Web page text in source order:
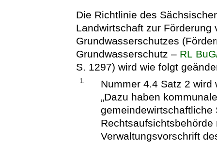
Die Richtlinie des
Landwirtschaft zur
Grundwasserschutzes
Grundwasserschutz – RL
S. 1297) wird wie folgt
1.
Nummer 4.4 Satz 2 wird
„Dazu haben
Rechtsaufsichtsbehörde
Verwaltungsvorschrift